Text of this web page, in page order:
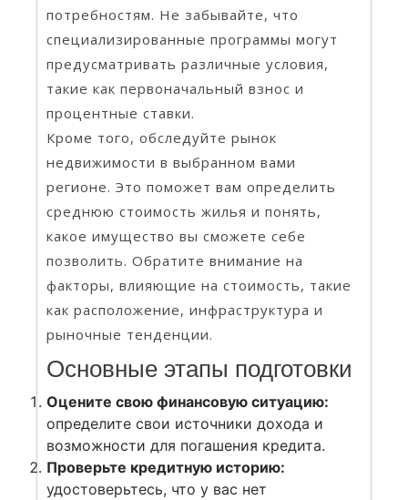
потребностям. Не забывайте, что
специализированные программы могут
предусматривать различные условия,
такие как первоначальный взнос и
процентные ставки.
Кроме того, обследуйте рынок
недвижимости в выбранном вами
регионе. Это поможет вам определить
среднюю стоимость жилья и понять,
какое имущество вы сможете себе
позволить. Обратите внимание на
факторы, влияющие на стоимость, такие
как расположение, инфраструктура и
рыночные тенденции.
Основные этапы подготовки
Оцените свою финансовую ситуацию:
определите свои источники дохода и
возможности для погашения кредита.
Проверьте кредитную историю:
удостоверьтесь, что у вас нет